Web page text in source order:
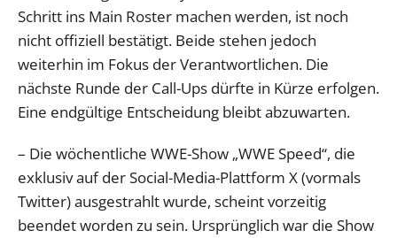
Schritt ins Main Roster machen werden, ist noch
nicht offiziell bestätigt. Beide stehen jedoch
weiterhin im Fokus der Verantwortlichen. Die
nächste Runde der Call-Ups dürfte in Kürze erfolgen.
Eine endgültige Entscheidung bleibt abzuwarten.
– Die wöchentliche WWE-Show „WWE Speed“, die
exklusiv auf der Social-Media-Plattform X (vormals
Twitter) ausgestrahlt wurde, scheint vorzeitig
beendet worden zu sein. Ursprünglich war die Show